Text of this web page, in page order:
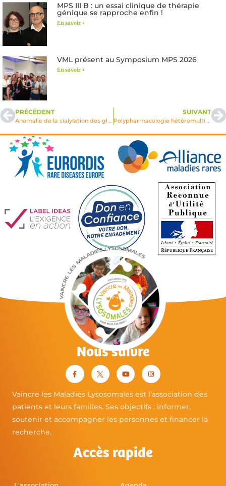
MPS III B : un essai clinique de thérapie
génique se rapproche enfin !
En savoir +
VML présent au Symposium MPS 2026
En savoir +
PRÉCÉDENT
Anomalie de la sialylation des glycoconjugués cérébraux. Contribution à la physiopathologie des maladies de surcharge lysosomale neurologique. Sanfilippo C – MPS III C –
SUIVANT
Polypharmacologie hétéromultivalente contre la maladie de Gaucher
Nous suivre
Vaincre les Maladies Lysosomales est l’association des
patients et leurs familles. Ses objectifs : informer,
soutenir et accompagner les personnes et financer la
recherche.
Accès rapide